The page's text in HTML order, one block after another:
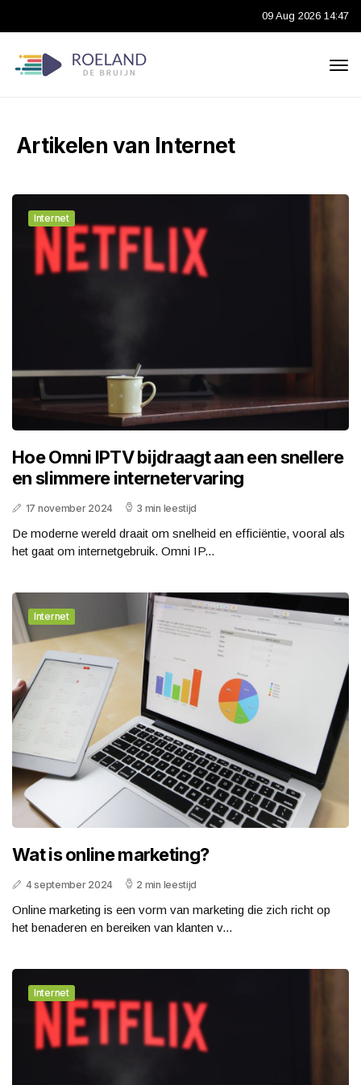
09 Aug 2026 14:47
Artikelen van Internet
Internet
Hoe Omni IPTV bijdraagt aan een snellere
en slimmere internetervaring
17 november 2024 3 min leestijd
De moderne wereld draait om snelheid en efficiëntie, vooral als
het gaat om internetgebruik. Omni IP...
Internet
Wat is online marketing?
4 september 2024 2 min leestijd
Online marketing is een vorm van marketing die zich richt op
het benaderen en bereiken van klanten v...
Internet